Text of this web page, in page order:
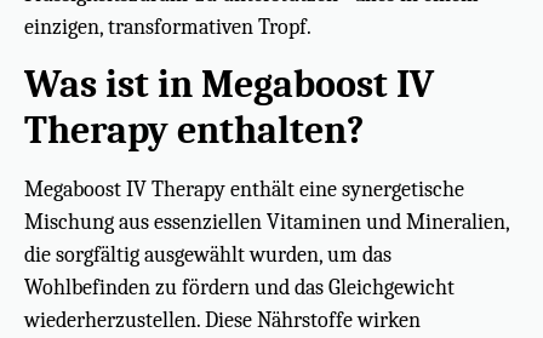
einzigen, transformativen Tropf.
Was ist in Megaboost IV
Therapy enthalten?
Megaboost IV Therapy enthält eine synergetische
Mischung aus essenziellen Vitaminen und Mineralien,
die sorgfältig ausgewählt wurden, um das
Wohlbefinden zu fördern und das Gleichgewicht
wiederherzustellen. Diese Nährstoffe wirken